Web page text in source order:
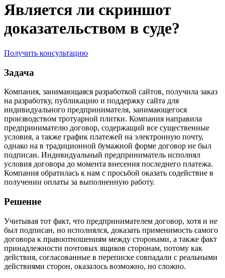
Является ли скриншот
доказательством в суде?
Получить консультацию
Задача
Компания, занимающаяся разработкой сайтов, получила заказ
на разработку, публикацию и поддержку сайта для
индивидуального предпринимателя, занимающегося
производством тротуарной плитки. Компания направила
предпринимателю договор, содержащий все существенные
условия, а также график платежей на электронную почту,
однако на в традиционной бумажной форме договор не был
подписан. Индивидуальный предприниматель исполнял
условия договора до момента внесения последнего платежа.
Компания обратилась к нам с просьбой оказать содействие в
получении оплаты за выполненную работу.
Решение
Учитывая тот факт, что предпринимателем договор, хотя и не
был подписан, но исполнялся, доказать применимость самого
договора к правоотношениям между сторонами, а также факт
принадлежности почтовых ящиков сторонам, потому как
действия, согласованные в переписке совпадали с реальными
действиями сторон, оказалось возможно, но сложно.